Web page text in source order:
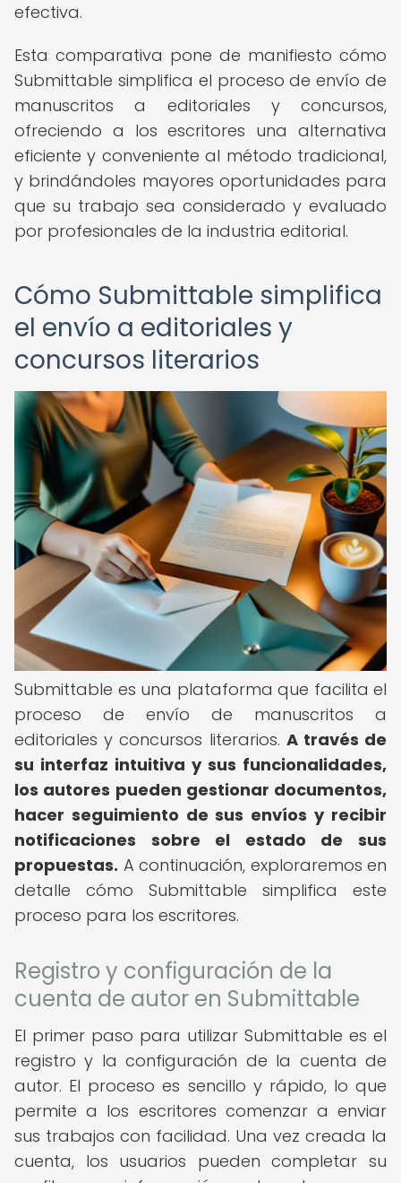
efectiva.
Esta comparativa pone de manifiesto cómo
Submittable simplifica el proceso de envío de
manuscritos a editoriales y concursos,
ofreciendo a los escritores una alternativa
eficiente y conveniente al método tradicional,
y brindándoles mayores oportunidades para
que su trabajo sea considerado y evaluado
por profesionales de la industria editorial.
Cómo Submittable simplifica
el envío a editoriales y
concursos literarios
Submittable es una plataforma que facilita el
proceso de envío de manuscritos a
editoriales y concursos literarios. A través de
su interfaz intuitiva y sus funcionalidades,
los autores pueden gestionar documentos,
hacer seguimiento de sus envíos y recibir
notificaciones sobre el estado de sus
propuestas. A continuación, exploraremos en
detalle cómo Submittable simplifica este
proceso para los escritores.
Registro y configuración de la
cuenta de autor en Submittable
El primer paso para utilizar Submittable es el
registro y la configuración de la cuenta de
autor. El proceso es sencillo y rápido, lo que
permite a los escritores comenzar a enviar
sus trabajos con facilidad. Una vez creada la
cuenta, los usuarios pueden completar su